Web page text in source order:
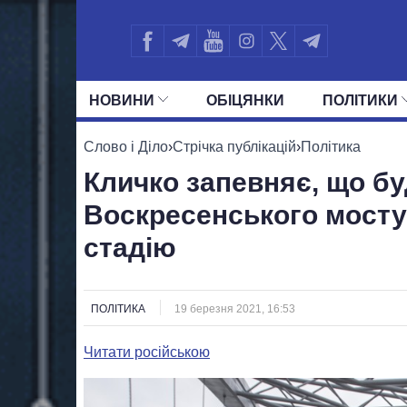
НОВИНИ ОБIЦЯНКИ ПОЛIТИКИ
УСІ ПОЛІТИКИ ПРЕЗИДЕНТ І ОФІС
Слово і Діло›Стрічка публікацій›Політика
Кличко запевняє, що
Воскресенського
стадію
ПОЛІТИКА 19 березня 2021, 16:53
Читати російською